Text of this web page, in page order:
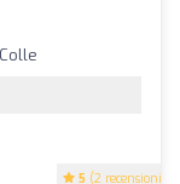
5 (2 recensioni)